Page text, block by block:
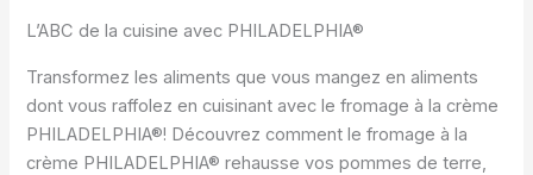
L’ABC de la cuisine avec PHILADELPHIA®
Transformez les aliments que vous mangez en aliments
dont vous raffolez en cuisinant avec le fromage à la crème
PHILADELPHIA®! Découvrez comment le fromage à la
crème PHILADELPHIA® rehausse vos pommes de terre,